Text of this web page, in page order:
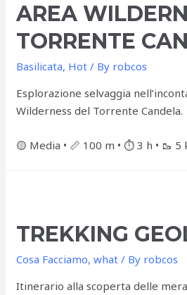
AREA
TORRENTE
Basilicata, Hot / By robcos
Esplorazione selvaggia
Wilderness del Torrente Candela.
🟡 Media • 📏 100 m • ⏱️ 3 h • 🥾 5
TREKKING
Cosa Facciamo,what / By robcos
Itinerario alla scoperta delle